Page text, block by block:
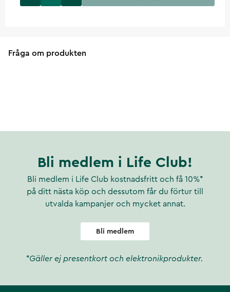
Fråga om produkten
Bli medlem i Life Club!
Bli medlem i Life Club kostnadsfritt och få 10%*
på ditt nästa köp och dessutom får du förtur till
utvalda kampanjer och mycket annat.
Bli medlem
*Gäller ej presentkort och elektronikprodukter.